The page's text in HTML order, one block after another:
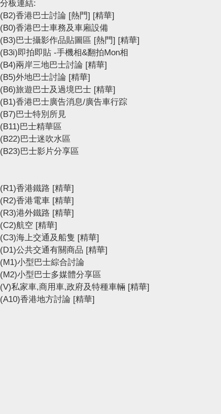
分板連結:
(B2)香港巴士討論 [熱門] [精華]
(B0)香港巴士車務及車廂設備
(B3)巴士攝影作品貼圖區 [熱門] [精華]
(B3i)即拍即貼 -手機相&翻拍Mon相
(B4)兩岸三地巴士討論 [精華]
(B5)外地巴士討論 [精華]
(B6)旅遊巴士及過境巴士 [精華]
(B1)香港巴士廣告消息/廣告車行踪
(B7)巴士特別所見
(B11)巴士精華區
(B22)巴士迷吹水區
(B23)巴士影片分享區
(R1)香港鐵路 [精華]
(R2)香港電車 [精華]
(R3)港外鐵路 [精華]
(C2)航空 [精華]
(C3)海上交通及船隻 [精華]
(D1)公共交通有關商品 [精華]
(M1)小型巴士綜合討論
(M2)小型巴士多媒體分享區
(V)私家車,商用車,政府及特種車輛 [精華]
(A10)香港地方討論 [精華]